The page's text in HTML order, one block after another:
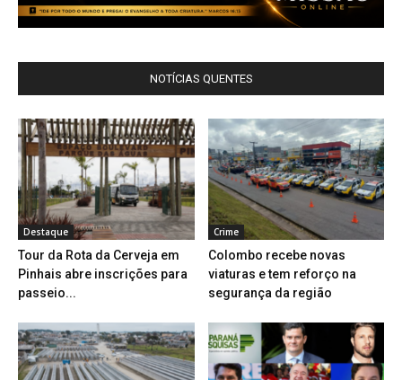
NOTÍCIAS QUENTES
Destaque
Tour da Rota da Cerveja em
Pinhais abre inscrições para
passeio...
Crime
Colombo recebe novas
viaturas e tem reforço na
segurança da região